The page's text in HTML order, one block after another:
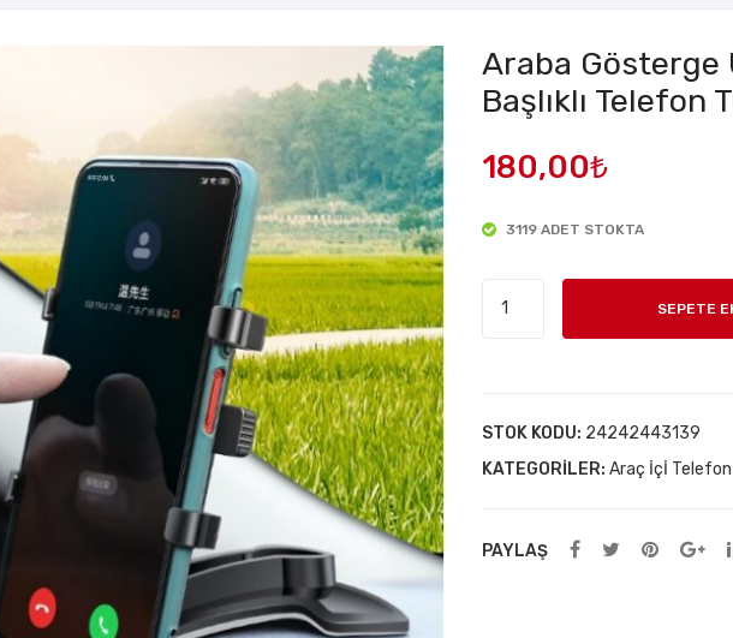
Araba Gösterge
Başlıklı Telefon
180,00₺
3119 ADET STOKTA
Oynar
Başlıklı
SEPETE
STOK KODU: 24242443139
KATEGORILER: Araç İçİ
PAYLAŞ